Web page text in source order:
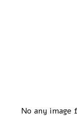
No any image